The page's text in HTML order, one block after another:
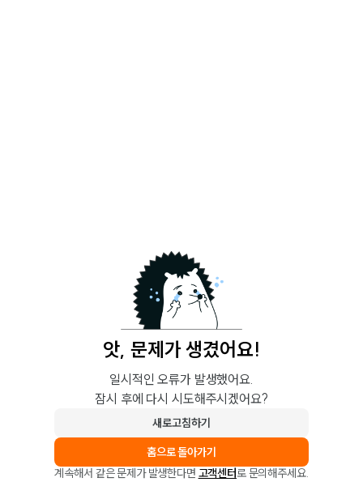
앗, 문제가 생겼어요!
일시적인 오류가 발생했어요.
잠시 후에 다시 시도해주시겠어요?
새로고침하기
홈으로 돌아가기
계속해서 같은 문제가 발생한다면 고객센터로 문의해주세요.